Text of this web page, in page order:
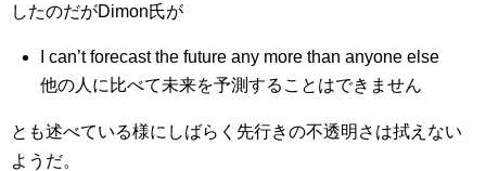
したのだがDimon氏が
I can’t forecast the future any more than anyone else
他の人に比べて未来を予測することはできません
とも述べている様にしばらく先行きの不透明さは拭えない
ようだ。